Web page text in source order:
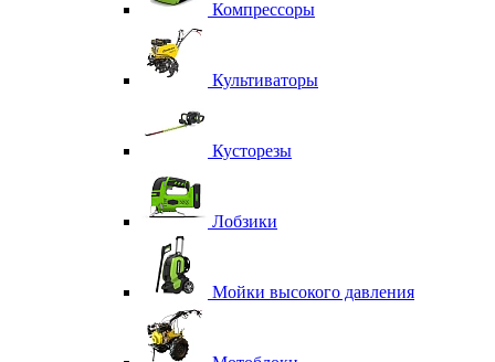
Компрессоры
Культиваторы
Кусторезы
Лобзики
Мойки высокого давления